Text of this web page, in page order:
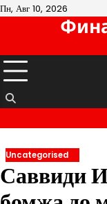
Перейти
Пн, Авг 10, 2026
Uncategorised
Саввиди